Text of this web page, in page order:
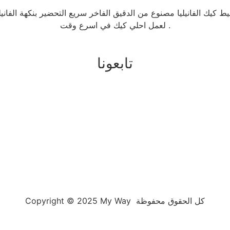
كيك الفانيليا مصنوع من الدقيق الفاخر سريع التحضير بنكهة
لعمل احلي كيك في اسرع وقت .
تابعونا
Copyright © 2025 My Way كل الحقوق محفوظة